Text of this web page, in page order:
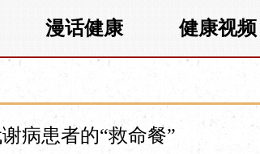
漫话健康 健康视频
病患者的“救命餐”